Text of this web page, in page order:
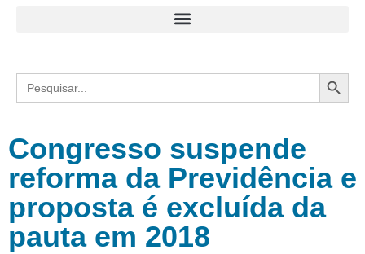
Search
for:
Congresso suspende
reforma da Previdência e
proposta é excluída da
pauta em 2018